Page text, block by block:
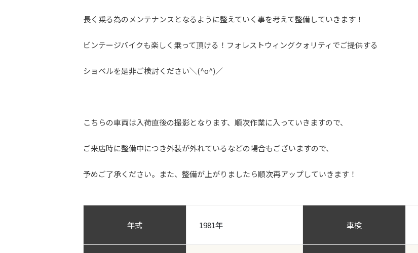
長く乗る為のメンテナンスとなるように整えていく事を考えて整備していきます！
ビンテージバイクも楽しく乗って頂ける！フォレストウィングクォリティでご提供する
ショベルを是非ご検討ください＼(^o^)／
こちらの車両は入荷直後の撮影となります、順次作業に入っていきますので、
ご来店時に整備中につき外装が外れているなどの場合もございますので、
予めご了承ください。また、整備が上がりましたら順次再アップしていきます！
年式 1981年 車検